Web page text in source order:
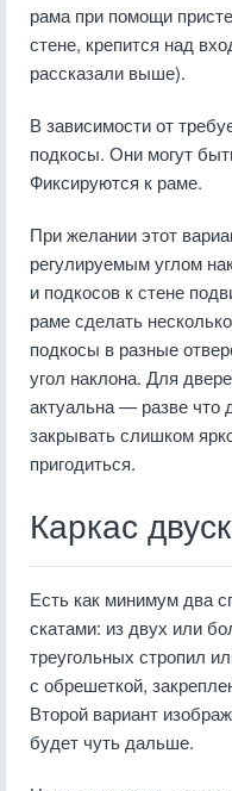
рама при помощи
стене, крепится над
рассказали выше).
В зависимости от
подкосы. Они могут
Фиксируются к раме.
При желании этот
регулируемым углом
и подкосов к стене
раме сделать
подкосы в разные
угол наклона. Для
актуальна — разве
закрывать слишком
пригодиться.
Каркас
Есть как минимум два
скатами: из двух или
треугольных стропил
с обрешеткой,
Второй вариант
будет чуть дальше.